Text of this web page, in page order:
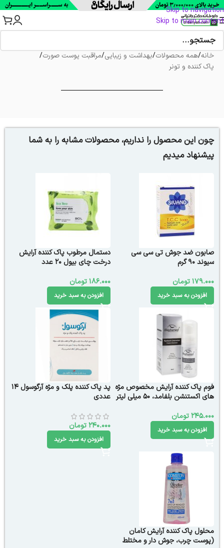
Skip to navigation
Skip to main content
خانه/همه محصولات/بهداشت و زیبایی/مراقبت پوست صورت/
پاک کننده و تونر
چون این محصول را نداریم، محصولات مشابه را به شما
پیشنهاد میدیم
صابون ضد جوش تی سی سی
سیوند 90 گرم
179.000تومان
افزودن به سبد خرید
دستمال مرطوب پاک کننده آرایش
درخت چای بیول ۲۰ عدد
186.000تومان
افزودن به سبد خرید
فوم پاک کننده آرایش مخصوص مژه
های اکستنشن بلفامد، ۵۰ میلی لیتر
245.000تومان
افزودن به سبد خرید
پد پاک کننده پلک و مژه آرگوسول 14
عددی
240.000تومان
افزودن به سبد خرید
محلول پاک کننده آرایش کامان
(پوست چرب، جوش دار و مختلط